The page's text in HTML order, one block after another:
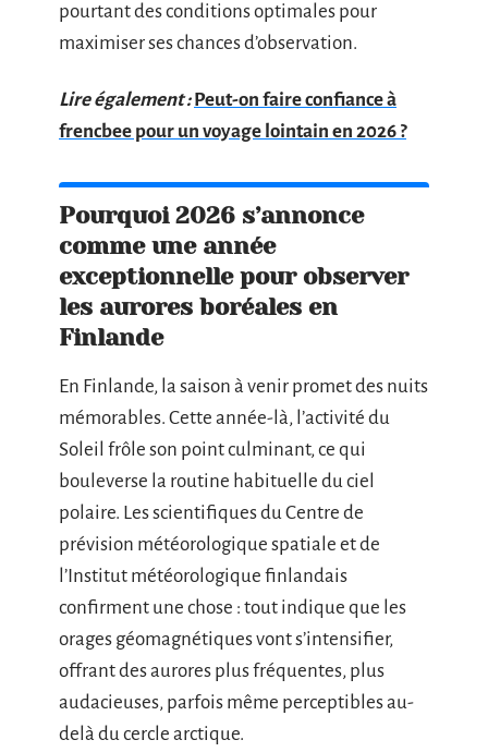
pourtant des conditions optimales pour
maximiser ses chances d’observation.
Lire également : Peut-on faire confiance à
frencbee pour un voyage lointain en 2026 ?
Pourquoi 2026 s’annonce
comme une année
exceptionnelle pour observer
les aurores boréales en
Finlande
En Finlande, la saison à venir promet des nuits
mémorables. Cette année-là, l’activité du
Soleil frôle son point culminant, ce qui
bouleverse la routine habituelle du ciel
polaire. Les scientifiques du Centre de
prévision météorologique spatiale et de
l’Institut météorologique finlandais
confirment une chose : tout indique que les
orages géomagnétiques vont s’intensifier,
offrant des aurores plus fréquentes, plus
audacieuses, parfois même perceptibles au-
delà du cercle arctique.